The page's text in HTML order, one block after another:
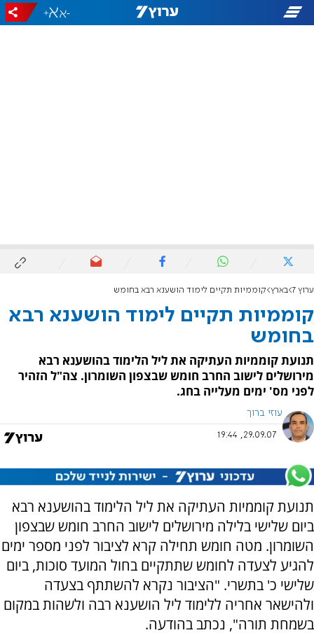
-
+
ערוץ 7 בארץ קוממיות תקיים לימוד הושענא רבא בחומש
קוממיות תקיים לימוד הושענא רבא
בחומש
תנועת קוממיות העתיקה את ליל הלימוד בהושענא רבא
מירושלים לישוב החרב חומש שבצפון השומרון. צה"ל הזהיר
לפני מס' ימים מעלייה בחג.
עוזי ברוך
29.09.07, 19:44
תנועת קוממיות העתיקה את ליל הלימוד בהושענא רבא
ביום שלישי בלילה מירושלים לישוב החרב חומש שבצפון
השומרון. מטה חומש תחילה קרא לציבור לפני מספר ימים
להגיע לצעדה לחומש שתתקיים בחול המועד סוכות, ביום
שלישי כ' בתשרי. "הציבור נקרא להשתתף בצעדה
ולהישאר אחריה ללימוד ליל הושענא רבה ולשהות במקום
בשמחת תורה", נכתב בהודעה.